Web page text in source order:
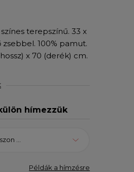
terepszínű. 33 x
100% pamut.
x 70 (derék) cm.
hímezzük
...
Példák a hímzésre